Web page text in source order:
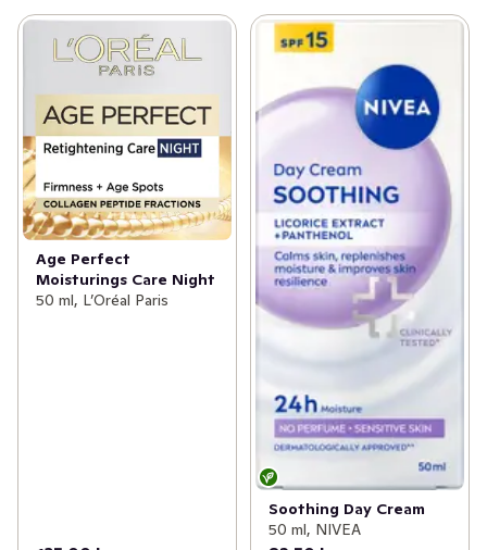
Age Perfect
Moisturings Care Night
50 ml, L’Oréal Paris
Soothing Day Cream
50 ml, NIVEA